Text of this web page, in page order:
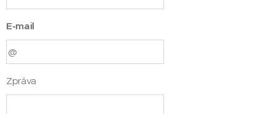
E-mail
Zpráva